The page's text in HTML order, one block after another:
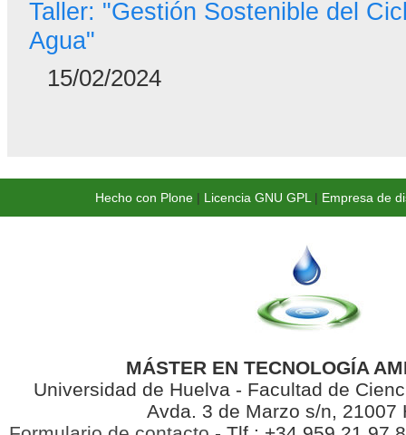
Taller: "Gestión Sostenible del
Agua"
15/02/2024
Hecho con Plone| Licencia GNU GPL | Empresa de
MÁSTER EN TECNOLOGÍA
Universidad de Huelva - Facultad de
Avda. 3 de Marzo s/n, 21007